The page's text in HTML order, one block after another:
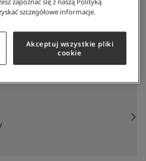
/Męskie Szorty
szczegółowe informacje.
Akceptuj wszystkie pliki
cookie